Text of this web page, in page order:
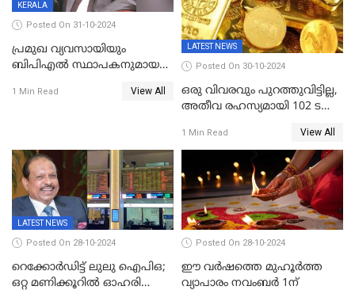
KERALA
Posted On 31-10-2024
പ്രമുഖ വ്യവസായിയും
ബിപിഎല്‍ സ്ഥാപകനുമായ
1 Min Read View All
LATEST NEWS
Posted On 30-10-2024
ഒരു വിവരവും പുറത്തുവിട്ടില്ല,
അതീവ രഹസ്യമായി 102 ടൺ
ഇന്ത്യയിലേക്കെത്തിച്ചു
1 Min Read View All
LATEST NEWS
Posted On 28-10-2024
റെക്കോർഡിട്ട് ലുലു ഐപിഒ;
ഒറ്റ മണിക്കൂറിൽ ഓഹരി
Posted On 28-10-2024
ഈ വർഷത്തെ മുഹൂർത്ത
വ്യാപാരം നവംബർ 1ന്